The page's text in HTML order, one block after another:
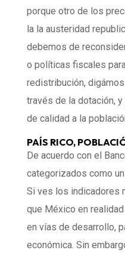
porque otro de los
la la austeridad
debemos de
o políticas fiscales
redistribución,
través de la dotación,
de calidad a la
PAÍS RICO,
De acuerdo con el
categorizados como
Si ves los indicadores
que México en
en vías de desarrollo,
económica. Sin